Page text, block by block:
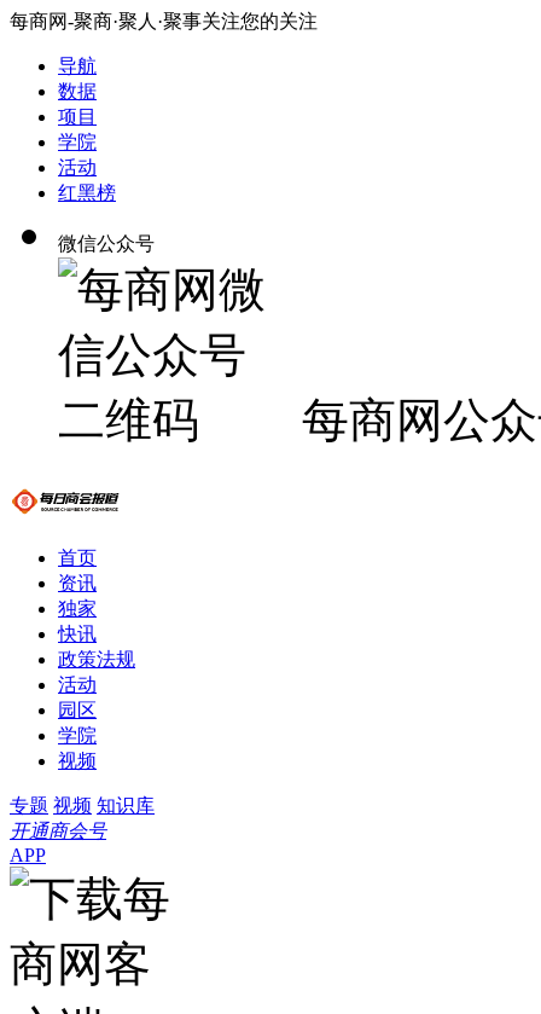
每商网-聚商·聚人·聚事关注您的关注
导航
数据
项目
学院
活动
红黑榜
微信公众号
每商网公
首页
资讯
独家
快讯
政策法规
活动
园区
学院
视频
专题 视频 知识库
开通商会号
APP